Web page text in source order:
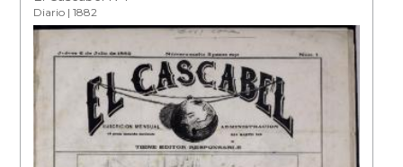
Diario | 1882